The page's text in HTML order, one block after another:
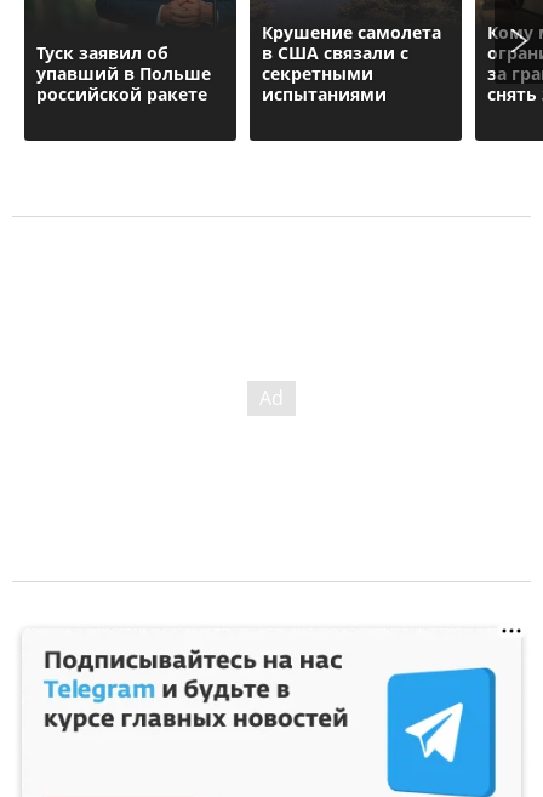
Туск заявил об
упавший в Польше
российской ракете
Крушение самолета
в США связали с
секретными
испытаниями
Кому
за
снять